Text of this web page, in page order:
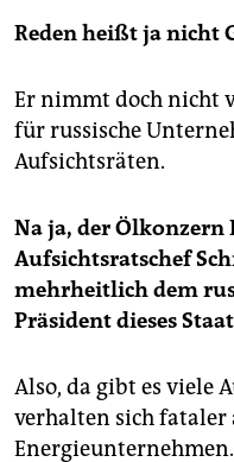
Reden heißt ja nicht
Er nimmt doch nicht
für russische
Aufsichtsräten.
Na ja, der Ölkonzern
Aufsichtsratschef
mehrheitlich dem
Präsident dieses
Also, da gibt es viele
verhalten sich fataler